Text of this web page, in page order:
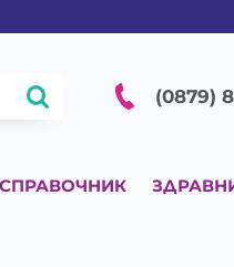
(0879)
СПРАВОЧНИК